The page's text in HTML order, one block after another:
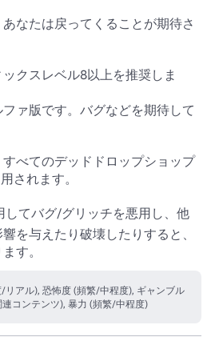
なたは戻ってくることが期待さ
クスレベル8以上を推奨しま
ァ版です。バグなどを期待して
べてのデッドドロップショップ
されます。
てバグ/グリッチを悪用し、他
を与えたり破壊したりすると、
す。
リアル), 恐怖度 (頻繁/中程度), ギャンブル
コンテンツ), 暴力 (頻繁/中程度)